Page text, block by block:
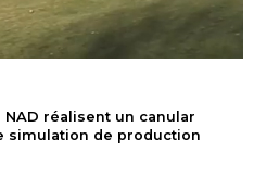
réalisent un canular
simulation de production